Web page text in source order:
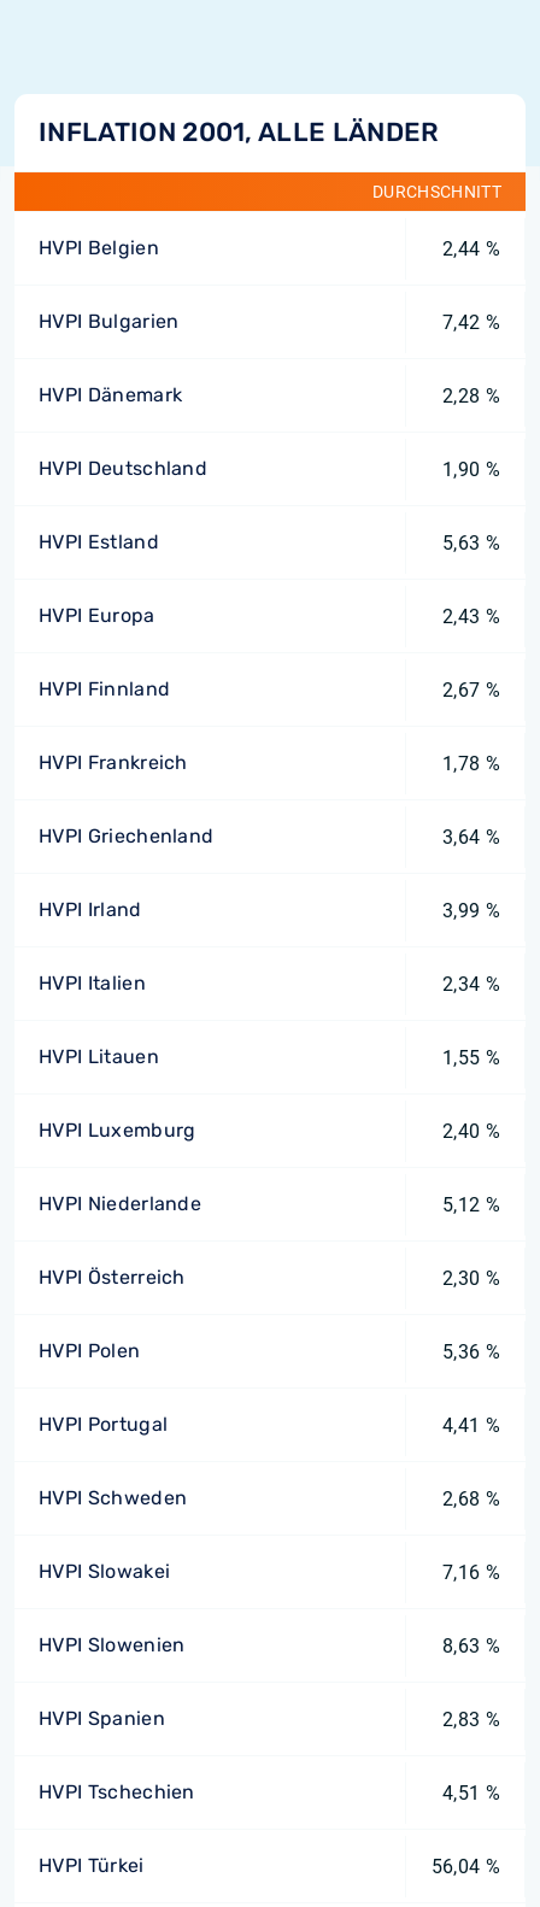
INFLATION 2001, ALLE LÄNDER
DURCHSCHNITT
HVPI Belgien 2,44 %
HVPI Bulgarien 7,42 %
HVPI Dänemark 2,28 %
HVPI Deutschland 1,90 %
HVPI Estland 5,63 %
HVPI Europa 2,43 %
HVPI Finnland 2,67 %
HVPI Frankreich 1,78 %
HVPI Griechenland 3,64 %
HVPI Irland 3,99 %
HVPI Italien 2,34 %
HVPI Litauen 1,55 %
HVPI Luxemburg 2,40 %
HVPI Niederlande 5,12 %
HVPI Österreich 2,30 %
HVPI Polen 5,36 %
HVPI Portugal 4,41 %
HVPI Schweden 2,68 %
HVPI Slowakei 7,16 %
HVPI Slowenien 8,63 %
HVPI Spanien 2,83 %
HVPI Tschechien 4,51 %
HVPI Türkei 56,04 %